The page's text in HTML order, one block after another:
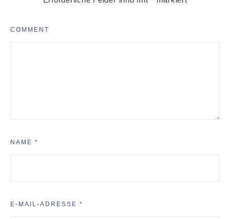
COMMENT
NAME *
E-MAIL-ADRESSE *